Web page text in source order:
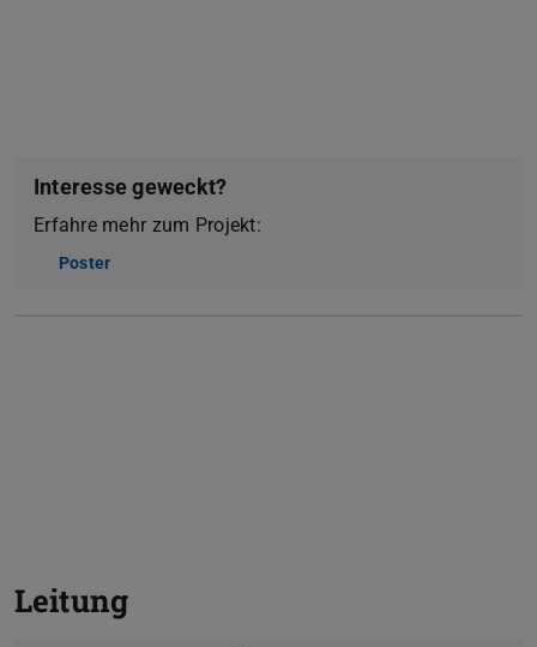
Interesse geweckt?
Erfahre mehr zum Projekt:
Poster
Leitung